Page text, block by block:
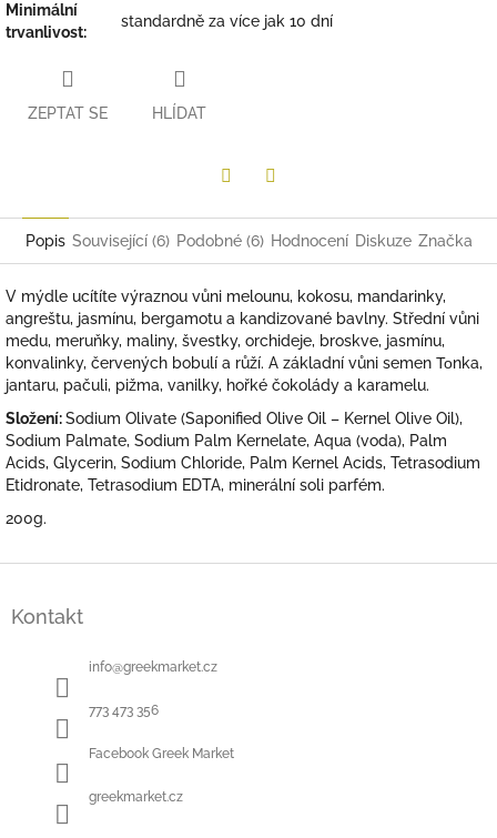
Minimální
trvanlivost:
standardně za více jak 10 dní
ZEPTAT SE HLÍDAT
Popis Související (6) Podobné (6) Hodnocení Diskuze Značka
V mýdle ucítíte výraznou vůni melounu, kokosu, mandarinky,
angreštu, jasmínu, bergamotu a kandizované bavlny. Střední vůni
medu, meruňky, maliny, švestky, orchideje, broskve, jasmínu,
konvalinky, červených bobulí a růží. A základní vůni semen Τοnka,
jantaru, pačuli, pižma, vanilky, hořké čokolády a karamelu.
Složení:Sodium Olivate (Saponified Olive Oil – Kernel Olive Oil),
Sodium Palmate, Sodium Palm Kernelate, Aqua (voda), Palm
Acids, Glycerin, Sodium Chloride, Palm Kernel Acids, Tetrasodium
Etidronate, Tetrasodium EDTA, minerální soli parfém.
200g.
Kontakt
info@greekmarket.cz
773 473 356
Facebook Greek Market
greekmarket.cz